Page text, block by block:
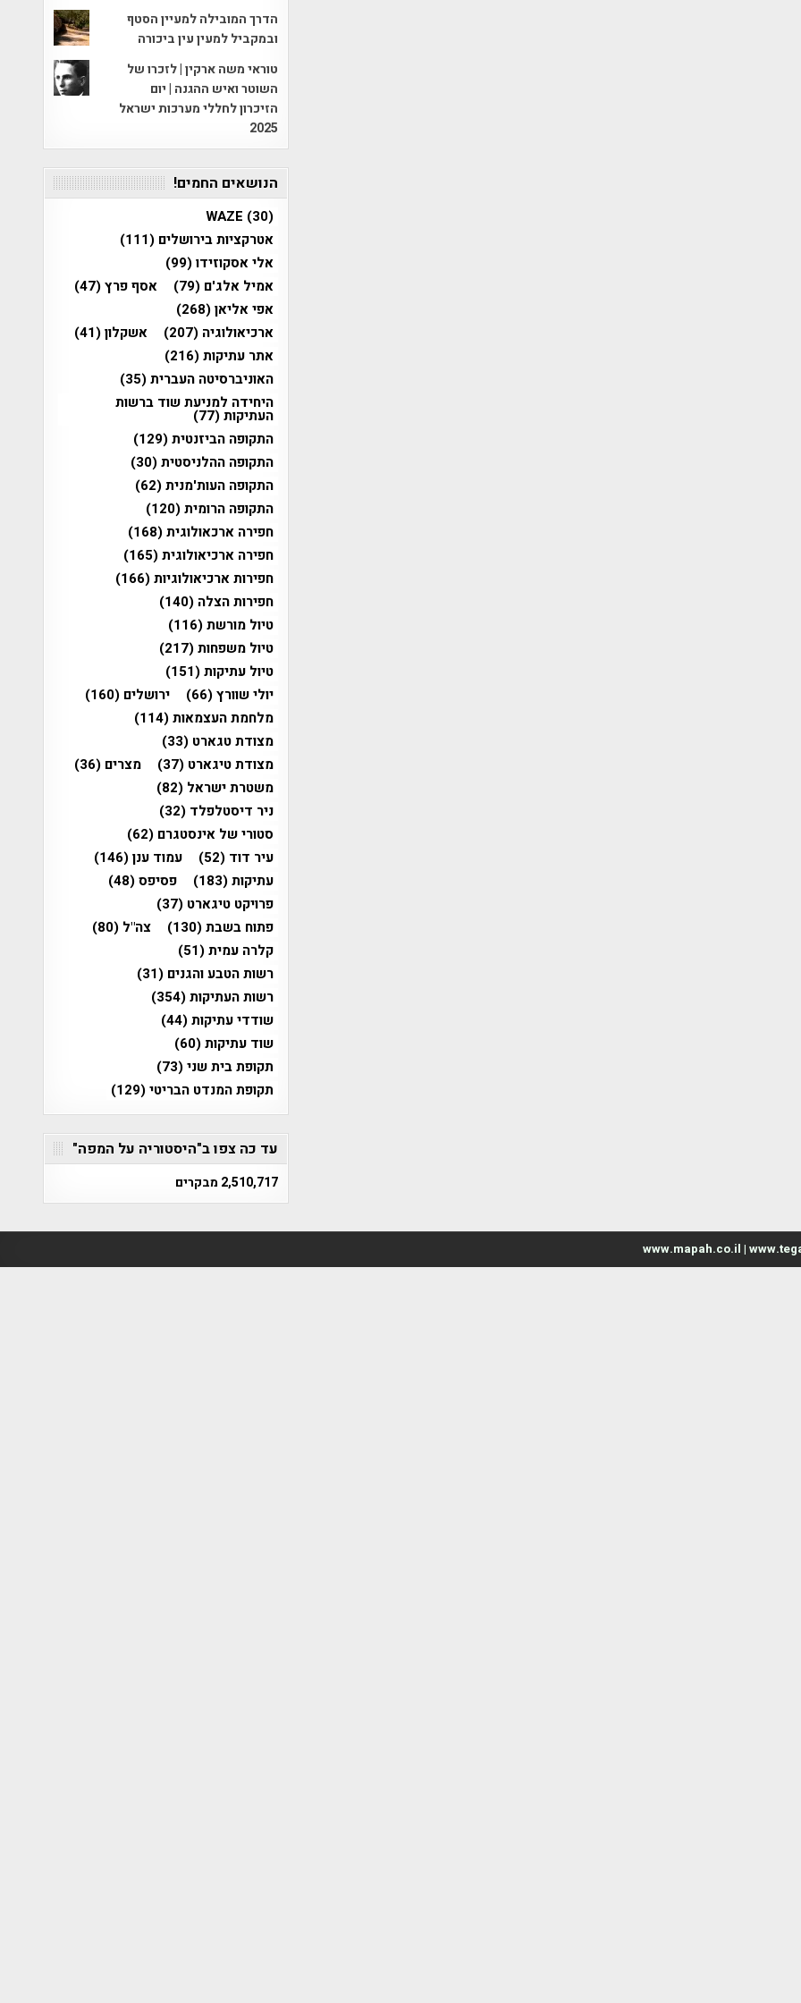
הדרך המובילה למעיין הסטף
ובמקביל למעין עין ביכורה
טוראי משה ארקין | לזכרו של
השוטר ואיש ההגנה | יום
הזיכרון לחללי מערכות ישראל
2025
הנושאים החמים!
WAZE (30)
אטרקציות בירושלים (111)
אלי אסקוזידו(99)
אמיל אלג'ם (79) אסף פרץ(47)
אפי אליאן(268)
ארכיאולוגיה (207) אשקלון(41)
אתר עתיקות(216)
האוניברסיטה העברית(35)
היחידה למניעת שוד ברשות
העתיקות(77)
התקופה הביזנטית(129)
התקופה ההלניסטית(30)
התקופה העות'מנית(62)
התקופה הרומית(120)
חפירה ארכאולוגית(168)
חפירה ארכיאולוגית(165)
חפירות ארכיאולוגיות(166)
חפירות הצלה (140)
טיול מורשת(116)
טיול משפחות(217)
טיול עתיקות(151)
יולי שוורץ(66) ירושלים (160)
מלחמת העצמאות(114)
מצודת טגארט (33)
מצודת טיגארט (37) מצרים (36)
משטרת ישראל (82)
ניר דיסטלפלד (32)
סטורי של אינסטגרם (62)
עיר דוד (52) עמוד ענן(146)
עתיקות(183) פסיפס(48)
פרויקט טיגארט (37)
פתוח בשבת(130) צה"ל (80)
קלרה עמית(51)
רשות הטבע והגנים (31)
רשות העתיקות(354)
שודדי עתיקות(44)
שוד עתיקות(60)
תקופת בית שני(73)
תקופת המנדט הבריטי(129)
עד כה צפו ב"היסטוריה על המפה"
2,510,717 מבקרים